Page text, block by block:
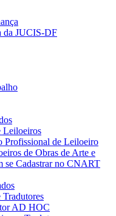
da JUCIS-DF
Leiloeiros
Profissional de Leiloeiro
de Obras de Arte e
se Cadastrar no CNART
AD HOC